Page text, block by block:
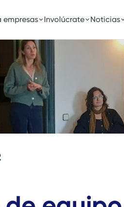
empresas Involúcrate Noticias